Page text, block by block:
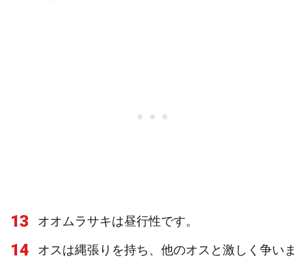
13 オオムラサキは昼行性です。
14
オスは縄張りを持ち、他のオスと激しく争いま